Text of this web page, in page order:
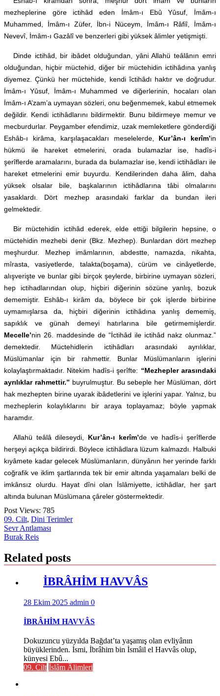
mezheplerine göre ictihâd eden İmâm-ı Ebû Yûsuf, İmâm-ı
Muhammed, İmâm-ı Züfer, İbn-i Nüceym, İmâm-ı Râfiî, İmâm-ı
Nevevî, İmâm-ı Gazâlî ve benzerleri gibi yüksek âlimler yetişmişti.
Dinde ictihâd, bir ibâdet olduğundan, yâni Allahü teâlânın emri
olduğundan, hiçbir müctehid, diğer bir müctehidin ictihâdına yanlış
diyemez. Çünkü her müctehide, kendi îctihâdı haktır ve doğrudur.
İmâm-ı Yûsuf, İmâm-ı Muhammed ve diğerlerinin, hocaları olan
İmâm-ı A’zam’a uymayan sözleri, onu beğenmemek, kabul etmemek
değildir. Kendi ictihâdlarını bildirmektir. Bunu bildirmeye memur ve
mecburdurlar. Peygamber efendimiz, uzak memleketlere gönderdiği
Eshâb-ı kirâma, karşılaşacakları meselelerde, Kur’ân-ı kerîm’in
hükmü ile hareket etmelerini, orada bulamazlar ise, hadîs-i
şerîflerde aramalarını, burada da bulamazlar ise, kendi ictihâdları ile
hareket etmelerini emir buyurdu. Kendilerinden daha âlim, daha
yüksek olsalar bile, başkalarının ictihâdlarına tâbi olmalarını
yasaklardı. Dört mezhep arasındaki farklar da bundan ileri
gelmektedir.
Bir müctehidin ictihâd ederek, elde ettiği bilgilerin hepsine, o
müctehidin mezhebi denir (Bkz. Mezhep). Bunlardan dört mezhep
meşhurdur. Mezhep imâmlarının, abdestte, namazda, nikahta,
mîrasta, vasiyetlerde, talakta(boşama), cürüm ve cinâyetlerde,
alışverişte ve bunlar gibi birçok şeylerde, birbirine uymayan sözleri,
hep ictihadlarından olup, hiçbiri diğerinin sözüne yanlış, bozuk
dememiştir. Eshâb-ı kirâm da, böylece bir çok işlerde birbirine
uymamışlarsa da, hiçbiri diğerinin ictihâdına yanlış dememiş,
sapıklık ve günah demeyi hatırlarına bile getirmemişlerdir.
Mecelle’nin 26. maddesinde de “İctihâd ile ictihâd nakz olunmaz.”
demektedir. Müctehidlerin ictihâdları arasındaki ayrılıklar,
Müslümanlar için bir rahmettir. Bunlar Müslümanların işlerini
kolaylaştırmaktadır. Nitekim hadîs-i şerîfte: “Mezhepler arasındaki
ayrılıklar rahmettir.” buyrulmuştur. Bu sebeple her Müslüman, dört
hak mezhepten birine uyarak ibâdetlerini ve işlerini yapar. Yalnız, bu
mezheplerin kolaylıklarını bir araya toplayamaz; böyle yapmak
haramdır.
Allahü teâlâ dileseydi, Kur’ân-ı kerîm’de ve hadîs-i şerîflerde
herşeyi açıkça bildirirdi. Böylece ictihâdlara lüzum kalmazdı. Halbuki
kıyâmete kadar gelecek Müslümanların, dünyânın her yerinde farklı
coğrafik ve iklim şartlarında tek bir emir altında yaşamaları belki de
imkânsız olurdu. Hayat dîni olan İslâmiyette, ictihâdlar, her şart
altında bulunan Müslümana çâreler göstermektedir.
Post Views: 785
09. Cilt, Dini Terimler
Yazı
gezinmesi
Sevr Antlaması
Burak Reis
Related posts
İBRÂHİM HAVVÂS
28 Ekim 2025 admin 0
İBRÂHİM HAVVÂS
Dokuzuncu yüzyılda Bağdat’ta yaşamış olan evliyânın
büyüklerinden. İsmi, İbrâhim bin İsmâil el Havvâs olup,
künyesi Ebû...
09. Cilt İslâm Âlimleri